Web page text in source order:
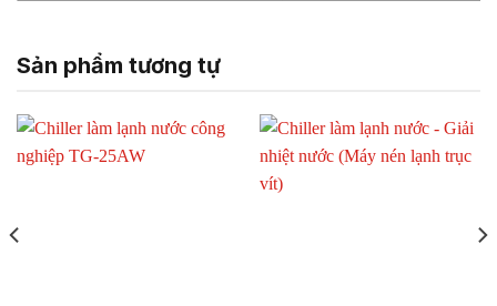
Sản phẩm tương tự